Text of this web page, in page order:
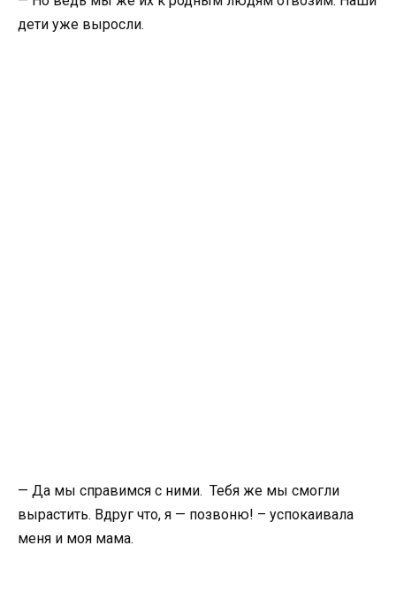
дети уже выросли.
— Да мы справимся с ними. Тебя же мы смогли
вырастить. Вдруг что, я — позвоню! – успокаивала
меня и моя мама.